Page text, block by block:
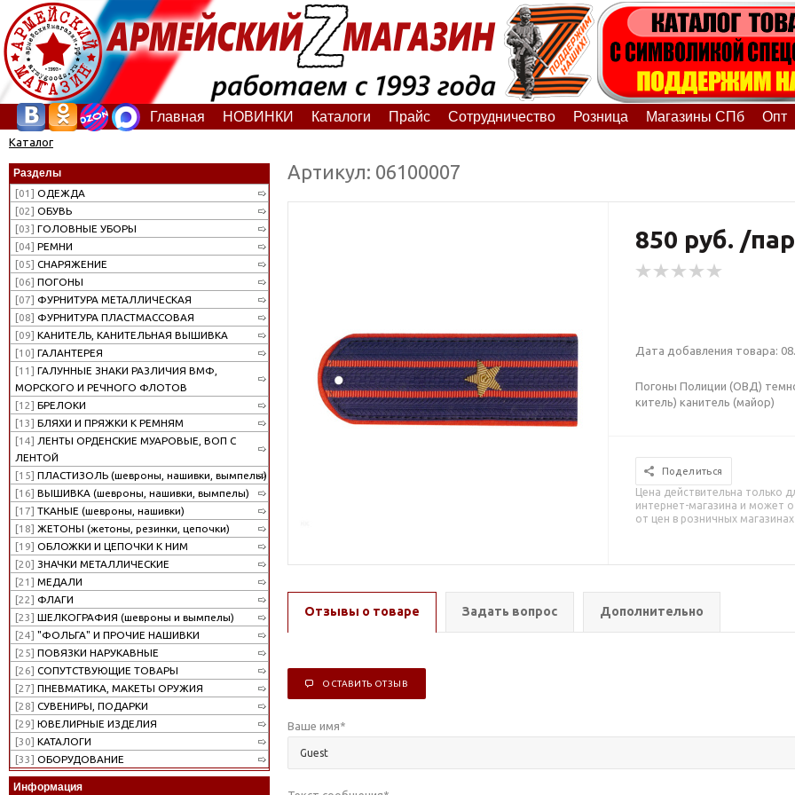
Главная НОВИНКИ Каталоги Прайс Сотрудничество Розница Магазины СПб Опт
Каталог
Разделы
[01] ОДЕЖДА
[02] ОБУВЬ
[03] ГОЛОВНЫЕ УБОРЫ
[04] РЕМНИ
[05] СНАРЯЖЕНИЕ
[06] ПОГОНЫ
[07] ФУРНИТУРА МЕТАЛЛИЧЕСКАЯ
[08] ФУРНИТУРА ПЛАСТМАССОВАЯ
[09] КАНИТЕЛЬ, КАНИТЕЛЬНАЯ ВЫШИВКА
[10] ГАЛАНТЕРЕЯ
[11] ГАЛУННЫЕ ЗНАКИ РАЗЛИЧИЯ ВМФ,
МОРСКОГО И РЕЧНОГО ФЛОТОВ
[12] БРЕЛОКИ
[13] БЛЯХИ И ПРЯЖКИ К РЕМНЯМ
[14] ЛЕНТЫ ОРДЕНСКИЕ МУАРОВЫЕ, ВОП С
ЛЕНТОЙ
[15] ПЛАСТИЗОЛЬ (шевроны, нашивки, вымпелы)
[16] ВЫШИВКА (шевроны, нашивки, вымпелы)
[17] ТКАНЫЕ (шевроны, нашивки)
[18] ЖЕТОНЫ (жетоны, резинки, цепочки)
[19] ОБЛОЖКИ И ЦЕПОЧКИ К НИМ
[20] ЗНАЧКИ МЕТАЛЛИЧЕСКИЕ
[21] МЕДАЛИ
[22] ФЛАГИ
[23] ШЕЛКОГРАФИЯ (шевроны и вымпелы)
[24] "ФОЛЬГА" И ПРОЧИЕ НАШИВКИ
[25] ПОВЯЗКИ НАРУКАВНЫЕ
[26] СОПУТСТВУЮЩИЕ ТОВАРЫ
[27] ПНЕВМАТИКА, МАКЕТЫ ОРУЖИЯ
[28] СУВЕНИРЫ, ПОДАРКИ
[29] ЮВЕЛИРНЫЕ ИЗДЕЛИЯ
[30] КАТАЛОГИ
[33] ОБОРУДОВАНИЕ
Информация
Артикул: 06100007
850 руб. /пар
Дата добавления товара:
Погоны Полиции (ОВД)
китель) канитель (майор)
Поделиться
Цена действительна только
интернет-магазина и может
от цен в розничных магазинах
Отзывы о товаре Задать вопрос Дополнительно
ОСТАВИТЬ ОТЗЫВ
Ваше имя*